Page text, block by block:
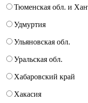
Тюменская обл. и
Удмуртия
Ульяновская обл.
Уральская обл.
Хабаровский край
Хакасия